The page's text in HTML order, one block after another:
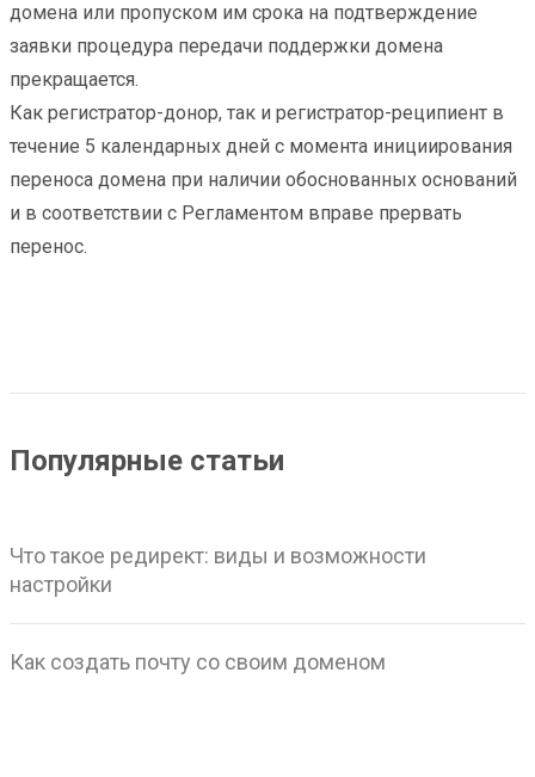
домена или пропуском им срока на подтверждение
заявки процедура передачи поддержки домена
прекращается.
Как регистратор-донор, так и регистратор-реципиент в
течение 5 календарных дней с момента инициирования
переноса домена при наличии обоснованных оснований
и в соответствии с Регламентом вправе прервать
перенос.
Популярные статьи
Что такое редирект: виды и возможности
настройки
Как создать почту со своим доменом